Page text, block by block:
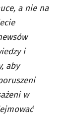
a nie na
i
aby
w